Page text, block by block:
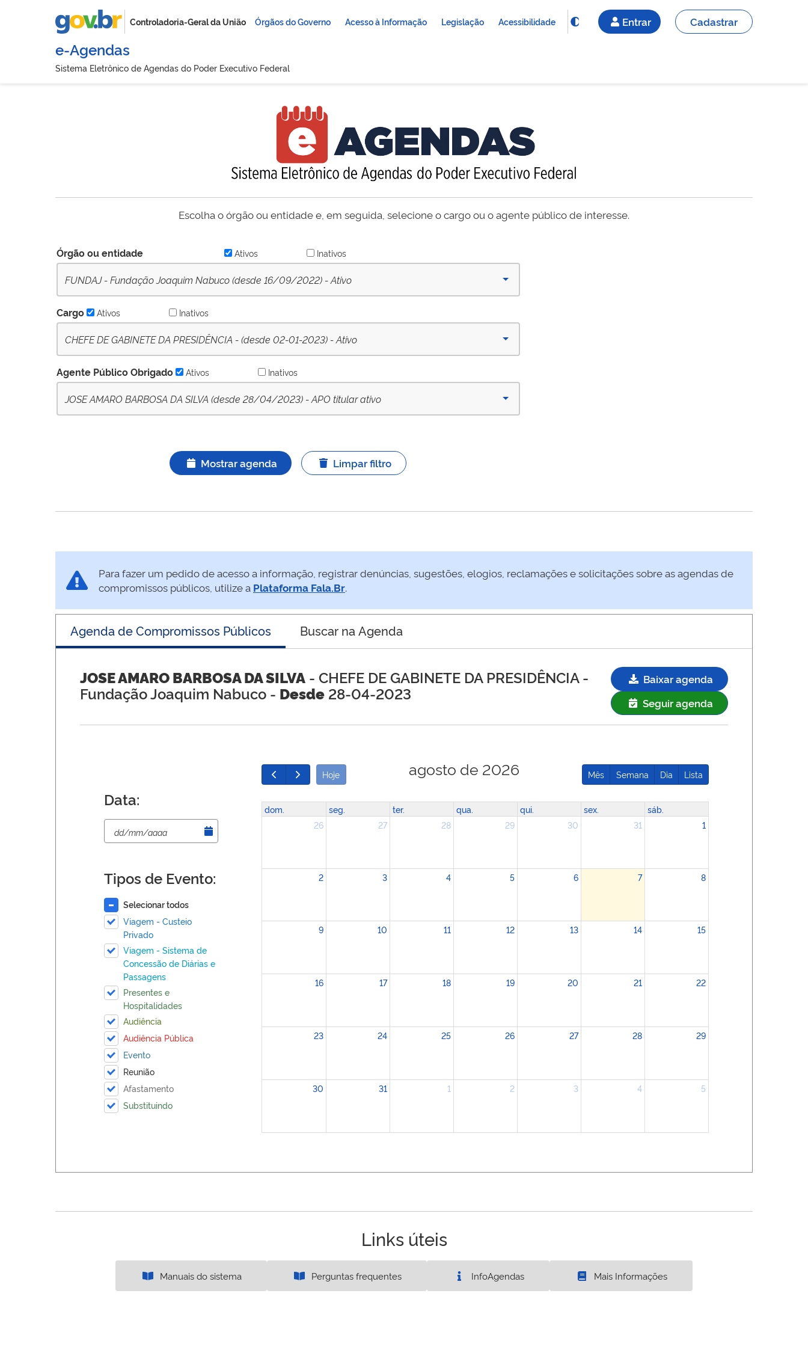
Controladoria-Geral da União Órgãos do Governo Acesso à Informação Legislação Acessibilidade Entrar Cadastrar
e-Agendas
Sistema Eletrônico de Agendas do Poder Executivo Federal
Escolha o órgão ou entidade e, em seguida, selecione o cargo ou o agente público de interesse.
Órgão ou entidade Ativos Inativos
FUNDAJ - Fundação Joaquim Nabuco (desde 16/09/2022) - Ativo
Cargo Ativos Inativos
CHEFE DE GABINETE DA PRESIDÊNCIA - (desde 02-01-2023) - Ativo
Agente Público Obrigado Ativos Inativos
JOSE AMARO BARBOSA DA SILVA (desde 28/04/2023) - APO titular ativo
Mostrar agenda Limpar filtro
Para fazer um pedido de acesso a informação, registrar denúncias, sugestões, elogios, reclamações e solicitações sobre as agendas de
compromissos públicos, utilize a Plataforma Fala.Br.
Agenda de Compromissos Públicos Buscar na Agenda
JOSE AMARO BARBOSA DA SILVA - CHEFE DE GABINETE DA PRESIDÊNCIA-
Fundação Joaquim Nabuco - Desde 28-04-2023
Baixar agenda
Seguir agenda
Data:
Tipos de Evento:
Selecionar todos
Viagem - Custeio
Privado
Viagem - Sistema de
Concessão de Diárias e
Passagens
Presentes e
Hospitalidades
Audiência
Audiência Pública
Evento
Reunião
Afastamento
Substituindo
Hoje agosto de 2026 Mês Semana Dia Lista
dom. seg. ter. qua. qui. sex.
sáb.
26
27 28 29 30 31 1
2 3 4 5 6 7 8
9 10 11 12 13 14 15
16 17 18 19 20 21 22
23 24 25 26 27 28 29
30 31 1 2 3 4 5
Links úteis
Manuais do sistema Perguntas frequentes InfoAgendas Mais Informações